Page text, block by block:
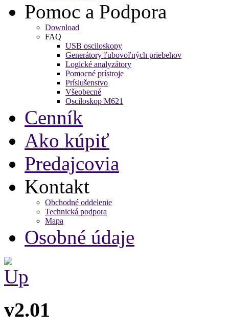
Pomoc a Podpora
Download
FAQ
USB osciloskopy
Generátory ľubovoľných priebehov
Logické analyzátory
Pomocné prístroje
Príslušenstvo
Všeobecné
Osciloskop M621
Cenník
Ako kúpiť
Predajcovia
Kontakt
Obchodné oddelenie
Technická podpora
Mapa
Osobné údaje
v2.01